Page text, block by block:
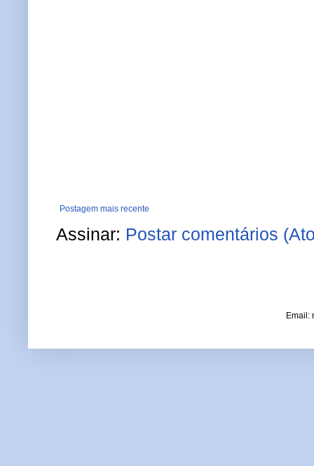
Postagem mais recente
Assinar: Postar comentários
Email: